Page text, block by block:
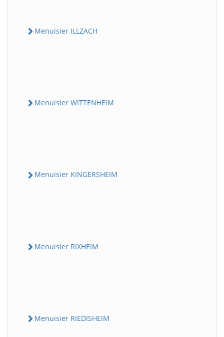
Menuisier ILLZACH
Menuisier WITTENHEIM
Menuisier KINGERSHEIM
Menuisier RIXHEIM
Menuisier RIEDISHEIM